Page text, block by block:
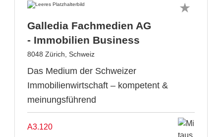
Galledia Fachmedien AG
- Immobilien Business
8048 Zürich, Schweiz
Das Medium der Schweizer
Immobilienwirtschaft – kompetent &
meinungsführend
A3.120